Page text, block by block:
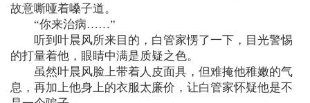
故意嘶哑着嗓子道。
“你来治病……”
听到叶晨风所来目的，白管家愣了一下，目光警惕
的打量着他，眼睛中满是质疑之色。
虽然叶晨风脸上带着人皮面具，但难掩他稚嫩的气
息，再加上他身上的衣服太廉价，让白管家怀疑他是不